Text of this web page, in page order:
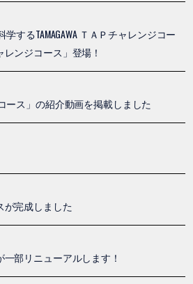
するTAMAGAWA ＴＡＰチャレンジコー
ンジコース」登場！
ース」の紹介動画を掲載しました
が完成しました
部リニューアルします！